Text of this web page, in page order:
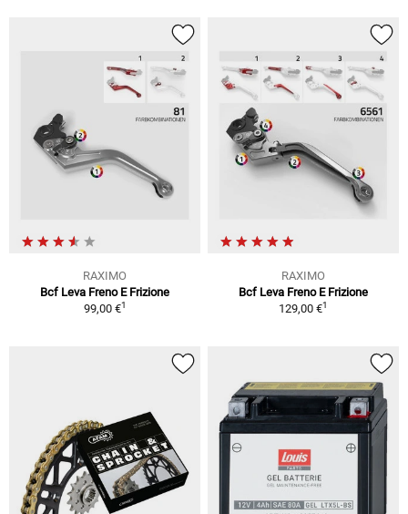
RAXIMO
Bcf Leva Freno E Frizione
99,00 €1
RAXIMO
Bcf Leva Freno E Frizione
129,00 €1